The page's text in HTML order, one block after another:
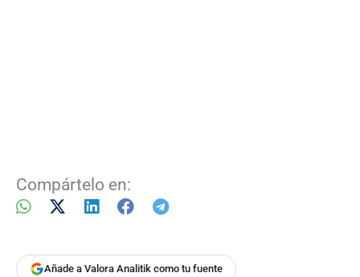
Compártelo en:
Añade a Valora Analitik como tu fuente